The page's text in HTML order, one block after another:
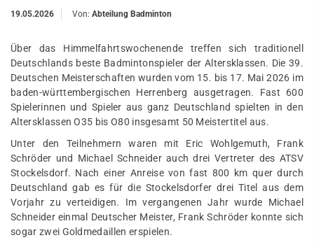
19.05.2026 Von: Abteilung Badminton
Über das Himmelfahrtswochenende treffen sich traditionell
Deutschlands beste Badmintonspieler der Altersklassen. Die 39.
Deutschen Meisterschaften wurden vom 15. bis 17. Mai 2026 im
baden-württembergischen Herrenberg ausgetragen. Fast 600
Spielerinnen und Spieler aus ganz Deutschland spielten in den
Altersklassen O35 bis O80 insgesamt 50 Meistertitel aus.
Unter den Teilnehmern waren mit Eric Wohlgemuth, Frank
Schröder und Michael Schneider auch drei Vertreter des ATSV
Stockelsdorf. Nach einer Anreise von fast 800 km quer durch
Deutschland gab es für die Stockelsdorfer drei Titel aus dem
Vorjahr zu verteidigen. Im vergangenen Jahr wurde Michael
Schneider einmal Deutscher Meister, Frank Schröder konnte sich
sogar zwei Goldmedaillen erspielen.